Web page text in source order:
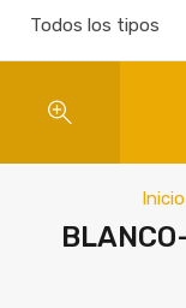
Todos los tipos
Inicio